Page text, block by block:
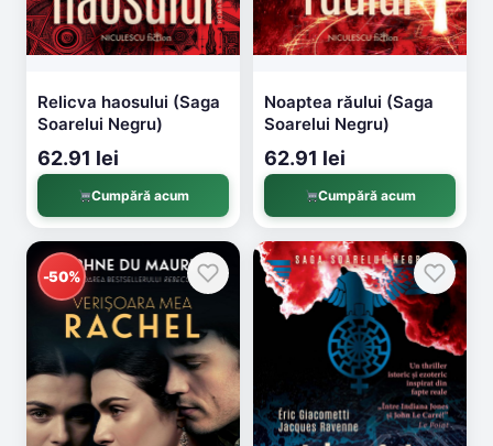
Relicva haosului (Saga
Soarelui Negru)
62.91 lei
Cumpără acum
Noaptea răului (Saga
Soarelui Negru)
62.91 lei
Cumpără acum
-50%